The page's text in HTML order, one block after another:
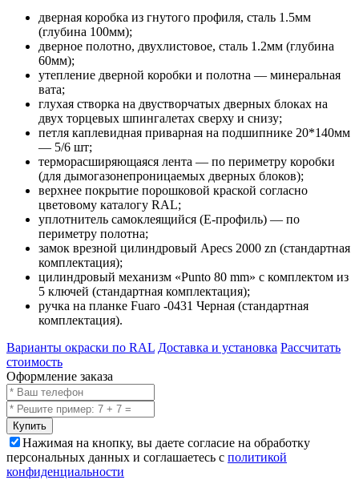
дверная коробка из гнутого профиля, сталь 1.5мм
(глубина 100мм);
дверное полотно, двухлистовое, сталь 1.2мм (глубина
60мм);
утепление дверной коробки и полотна — минеральная
вата;
глухая створка на двустворчатых дверных блоках на
двух торцевых шпингалетах сверху и снизу;
петля каплевидная приварная на подшипнике 20*140мм
— 5/6 шт;
терморасширяющаяся лента — по периметру коробки
(для дымогазонепроницаемых дверных блоков);
верхнее покрытие порошковой краской согласно
цветовому каталогу RAL;
уплотнитель самоклеящийся (E-профиль) — по
периметру полотна;
замок врезной цилиндровый Apecs 2000 zn (стандартная
комплектация);
цилиндровый механизм «Punto 80 mm» с комплектом из
5 ключей (стандартная комплектация);
ручка на планке Fuaro -0431 Черная (стандартная
комплектация).
Варианты окраски по RAL Доставка и установка Рассчитать
стоимость
Оформление заказа
Купить
Нажимая на кнопку, вы даете согласие на обработку
персональных данных и соглашаетесь с политикой
конфиденциальности